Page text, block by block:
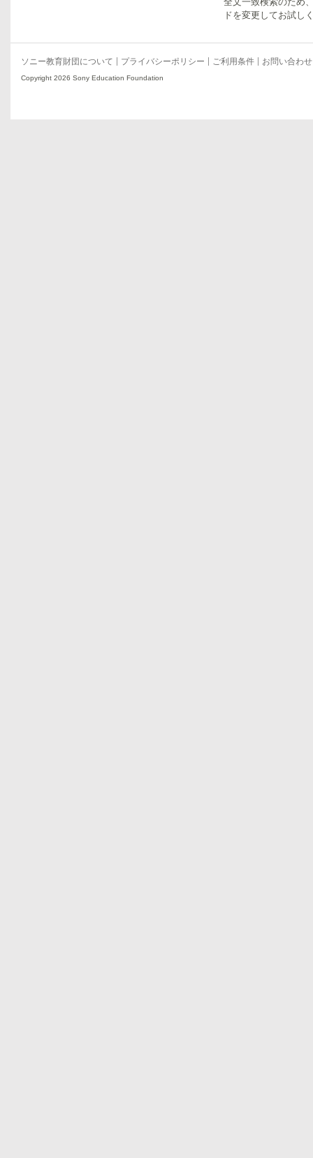
ドを変更してお試し
ソニー教育財団について プライバシーポリシー ご利用条件 お問い合わせ
Copyright 2026 Sony Education Foundation